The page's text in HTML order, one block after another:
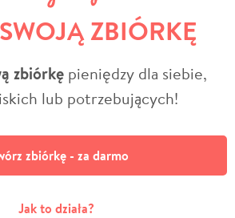
ZBIÓRKĘ
zbiórkę pieniędzy dla siebie,
lub potrzebujących!
zbiórkę - za darmo
Jak to działa?